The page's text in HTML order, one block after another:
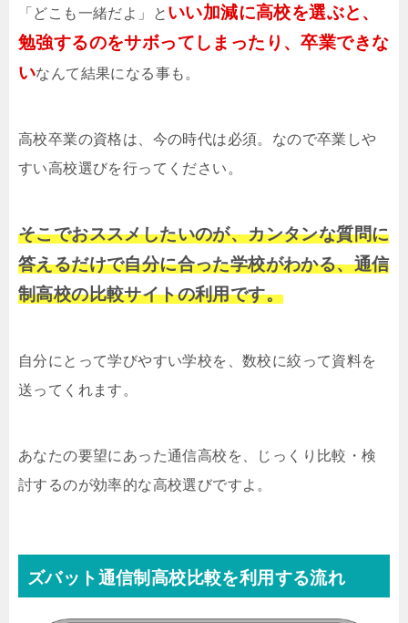
「どこも一緒だよ」と いい加減に高校を選ぶと、
勉強するのをサボってしまったり、卒業できな
いなんて結果になる事も。
高校卒業の資格は、今の時代は必須。なので卒業しや
すい高校選びを行ってください。
そこでおススメしたいのが、カンタンな質問に
答えるだけで自分に合った学校がわかる、通信
制高校の比較サイトの利用です。
自分にとって学びやすい学校を、数校に絞って資料を
送ってくれます。
あなたの要望にあった通信高校を、じっくり比較・検
討するのが効率的な高校選びですよ。
ズバット通信制高校比較を利用する流れ